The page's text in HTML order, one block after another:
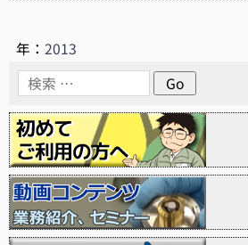
年： 2013